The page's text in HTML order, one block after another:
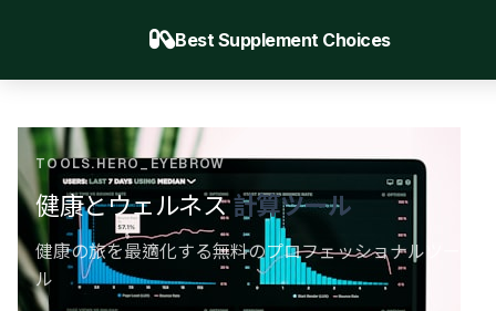
Best Supplement Choices
TOOLS.HERO_EYEBROW
健康とウェルネス計算ツール
健康の旅を最適化する無料のプロフェッショナルツー
ル